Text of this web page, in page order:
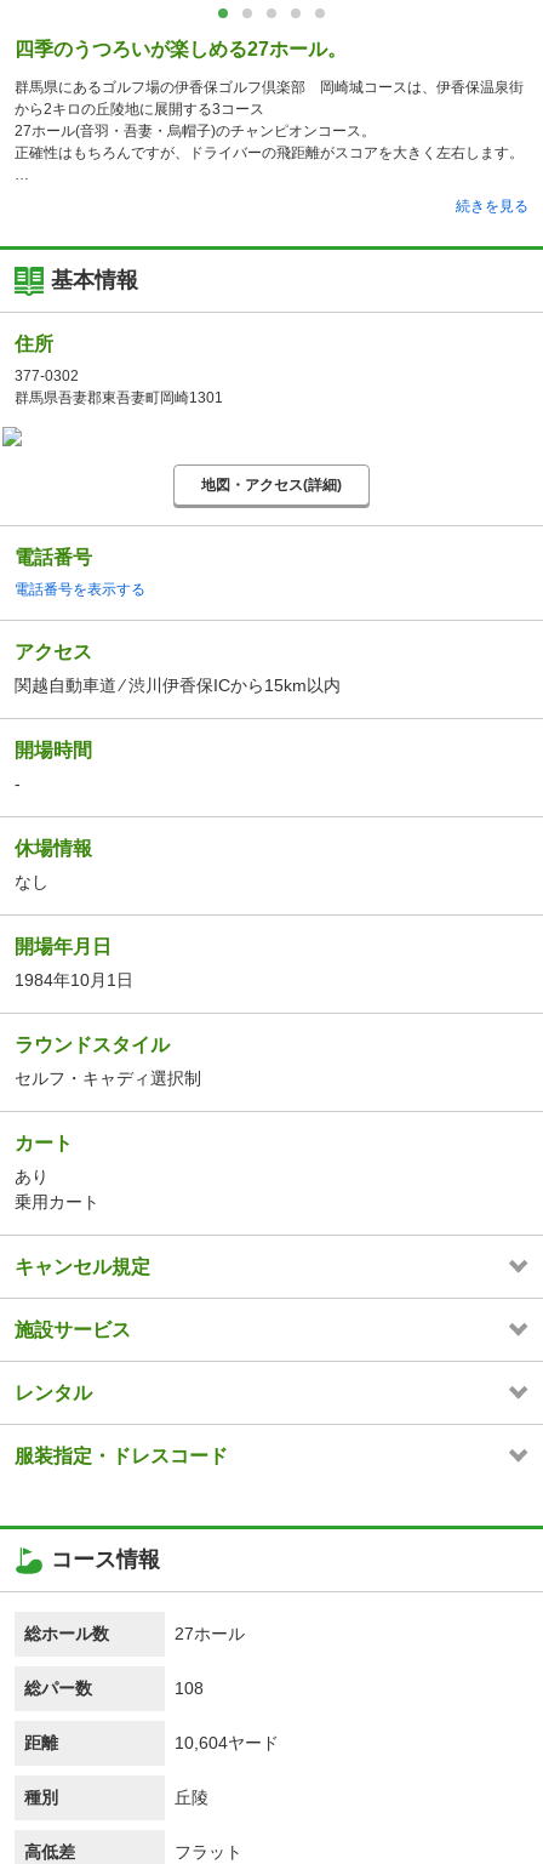
四季のうつろいが楽しめる27ホール。
群馬県にあるゴルフ場の伊香保ゴルフ倶楽部 岡崎城コースは、伊香保温泉街
から2キロの丘陵地に展開する3コース
27ホール(音羽・吾妻・烏帽子)のチャンピオンコース。
正確性はもちろんですが、ドライバーの飛距離がスコアを大きく左右します。
続きを見る
基本情報
住所
377-0302
群馬県吾妻郡東吾妻町岡崎1301
地図・アクセス(詳細)
電話番号
電話番号を表示する
アクセス
関越自動車道 ⁄ 渋川伊香保ICから15km以内
開場時間
-
休場情報
なし
開場年月日
1984年10月1日
ラウンドスタイル
セルフ・キャディ選択制
カート
あり
乗用カート
キャンセル規定
施設サービス
レンタル
服装指定・ドレスコード
コース情報
総ホール数 27ホール
総パー数 108
距離 10,604ヤード
種別 丘陵
高低差 フラット